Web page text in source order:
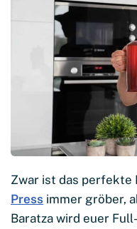
Zwar ist das perfekte
Press immer gröber,
Baratza wird euer